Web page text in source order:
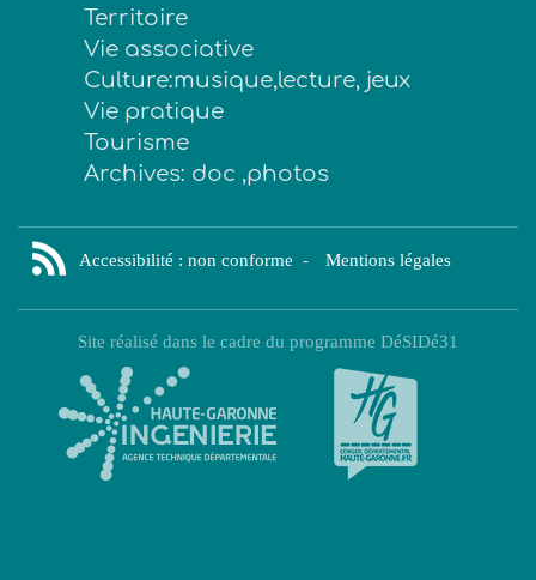
Territoire
Vie associative
Culture:musique,lecture, jeux
Vie pratique
Tourisme
Archives: doc ,photos
Accessibilité : non conforme - Mentions légales
Site réalisé dans le cadre du programme DéSIDé31